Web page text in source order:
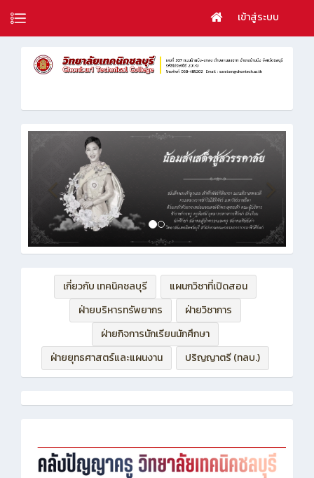
เข้าสู่ระบบ
เกี่ยวกับ เทคนิคชลบุรี
แผนกวิชาที่เปิดสอน
ฝ่ายบริหารทรัพยากร
ฝ่ายวิชาการ
ฝ่ายกิจการนักเรียนนักศึกษา
ฝ่ายยุทธศาสตร์และแผนงาน
ปริญญาตรี (ทลบ.)